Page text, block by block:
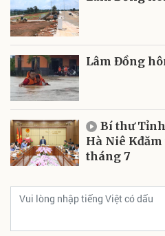
Lâm Đồng
Bí thư
Hà Niê
tháng 7